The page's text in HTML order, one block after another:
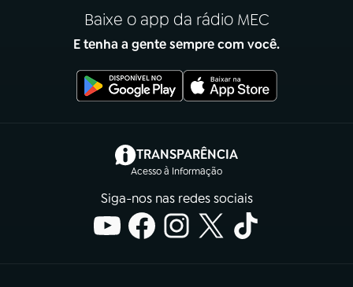
Baixe o app da rádio MEC
E tenha a gente sempre com você.
TRANSPARÊNCIA
Acesso à Informação
(abre em nova aba)
Siga-nos nas redes sociais